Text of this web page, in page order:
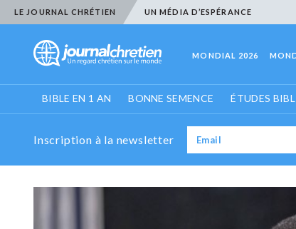
LE JOURNAL CHRÉTIEN UN MÉDIA D’ESPÉRANCE
MONDIAL 2026
BIBLE EN 1 AN BONNE SEMENCE ÉTUDES
Inscription à la newsletter